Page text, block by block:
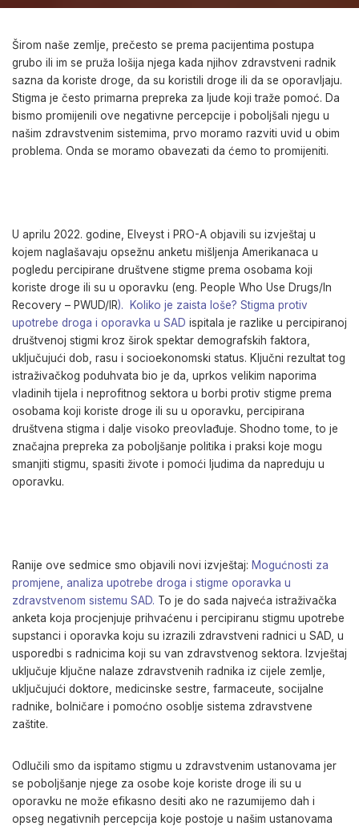
Širom naše zemlje, prečesto se prema pacijentima postupa
grubo ili im se pruža lošija njega kada njihov zdravstveni radnik
sazna da koriste droge, da su koristili droge ili da se oporavljaju.
Stigma je često primarna prepreka za ljude koji traže pomoć. Da
bismo promijenili ove negativne percepcije i poboljšali njegu u
našim zdravstvenim sistemima, prvo moramo razviti uvid u obim
problema. Onda se moramo obavezati da ćemo to promijeniti.
U aprilu 2022. godine, Elveyst i PRO-A objavili su izvještaj u
kojem naglašavaju opsežnu anketu mišljenja Amerikanaca u
pogledu percipirane društvene stigme prema osobama koji
koriste droge ili su u oporavku (eng. People Who Use Drugs/In
Recovery – PWUD/IR). Koliko je zaista loše? Stigma protiv
upotrebe droga i oporavka u SAD ispitala je razlike u percipiranoj
društvenoj stigmi kroz širok spektar demografskih faktora,
uključujući dob, rasu i socioekonomski status. Ključni rezultat tog
istraživačkog poduhvata bio je da, uprkos velikim naporima
vladinih tijela i neprofitnog sektora u borbi protiv stigme prema
osobama koji koriste droge ili su u oporavku, percipirana
društvena stigma i dalje visoko preovlađuje. Shodno tome, to je
značajna prepreka za poboljšanje politika i praksi koje mogu
smanjiti stigmu, spasiti živote i pomoći ljudima da napreduju u
oporavku.
Ranije ove sedmice smo objavili novi izvještaj: Mogućnosti za
promjene, analiza upotrebe droga i stigme oporavka u
zdravstvenom sistemu SAD. To je do sada najveća istraživačka
anketa koja procjenjuje prihvaćenu i percipiranu stigmu upotrebe
supstanci i oporavka koju su izrazili zdravstveni radnici u SAD, u
usporedbi s radnicima koji su van zdravstvenog sektora. Izvještaj
uključuje ključne nalaze zdravstvenih radnika iz cijele zemlje,
uključujući doktore, medicinske sestre, farmaceute, socijalne
radnike, bolničare i pomoćno osoblje sistema zdravstvene
zaštite.
Odlučili smo da ispitamo stigmu u zdravstvenim ustanovama jer
se poboljšanje njege za osobe koje koriste droge ili su u
oporavku ne može efikasno desiti ako ne razumijemo dah i
opseg negativnih percepcija koje postoje u našim ustanovama